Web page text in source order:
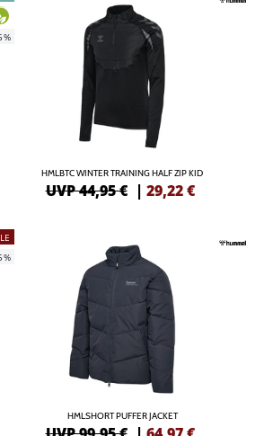
HMLBTC WINTER TRAINING HALF ZIP KID
UVP 44,95 € | 29,22 €
HMLSHORT PUFFER JACKET